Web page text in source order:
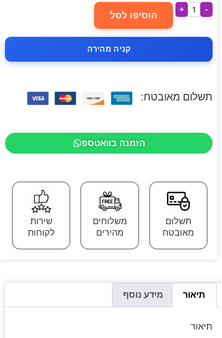
-
+
הוסיפו לסל
קניה מהירה
תשלום מאובטח:
הזמנה בוואטספ
תשלום
מאובטח
משלוחים
מהירים
שירות
לקוחות
תיאור מידע נוסף
תיאור